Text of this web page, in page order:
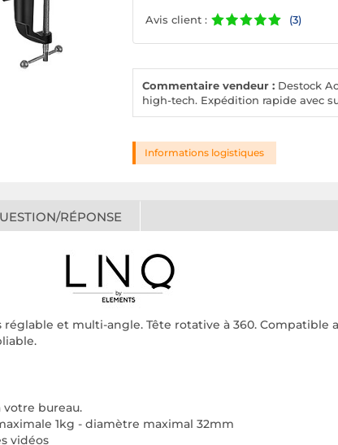
Avis client : (3)
Commentaire vendeur : Destock
high-tech. Expédition rapide avec
Informations logistiques
RÉPONSE
et multi-angle. Tête rotative à 360.
bureau.
1kg - diamètre maximal 32mm
vidéos